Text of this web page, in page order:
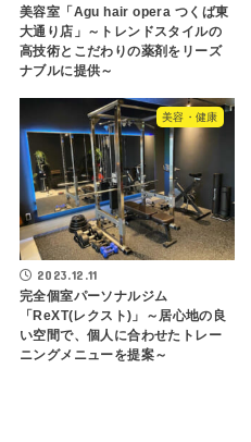
美容室「Agu hair opera つくば東
大通り店」～トレンドスタイルの
高技術とこだわりの薬剤をリーズ
ナブルに提供～
美容・健康
2023.12.11
完全個室パーソナルジム
「ReXT(レクスト)」～居心地の良
い空間で、個人に合わせたトレー
ニングメニューを提案～